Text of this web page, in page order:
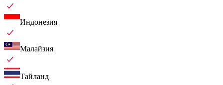
Индонезия
Малайзия
Тайланд